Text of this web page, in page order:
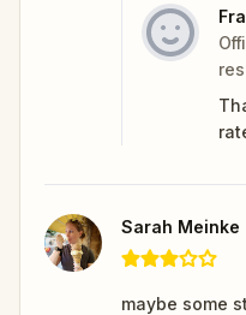
Sarah Meinke
maybe some